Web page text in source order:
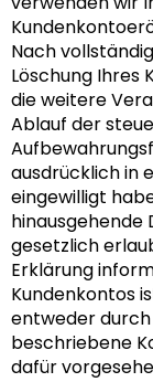
Nach
Löschung Ihres
die weitere
Ablauf der
ausdrücklich in
eingewilligt
gesetzlich
Erklärung
Kundenkontos
entweder
beschriebene
dafür